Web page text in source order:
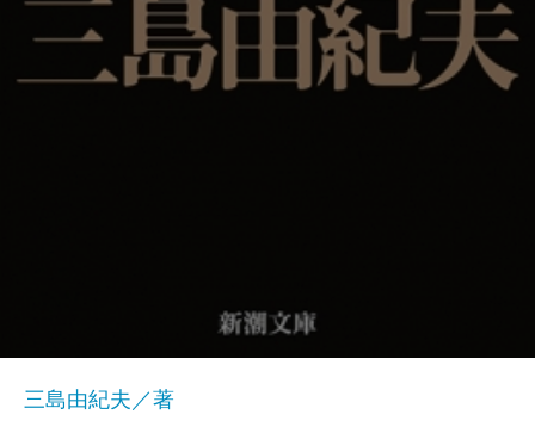
三島由紀夫／著